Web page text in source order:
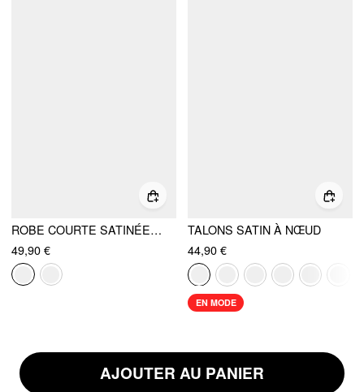
AJOUTER AU PANIER
ROBE COURTE SATINÉE À NŒUD CARRÉ SCULPTURAL
49,90 €
TALONS SATIN À NŒUD
44,90 €
EN MODE